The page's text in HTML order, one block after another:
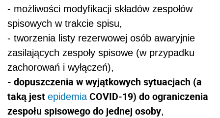
- możliwości modyfikacji składów zespołów
spisowych w trakcie spisu,
- tworzenia listy rezerwowej osób awaryjnie
zasilających zespoły spisowe (w przypadku
zachorowań i wyłączeń),
- dopuszczenia w wyjątkowych sytuacjach (a
taką jest epidemiaCOVID-19) do ograniczenia
zespołu spisowego do jednej osoby,